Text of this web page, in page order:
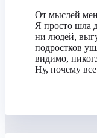
От мыслей
Я просто шла
ни людей,
подростков
видимо,
Ну, почему